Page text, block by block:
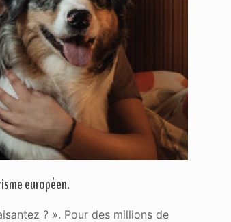
européen.
? ». Pour des millions de